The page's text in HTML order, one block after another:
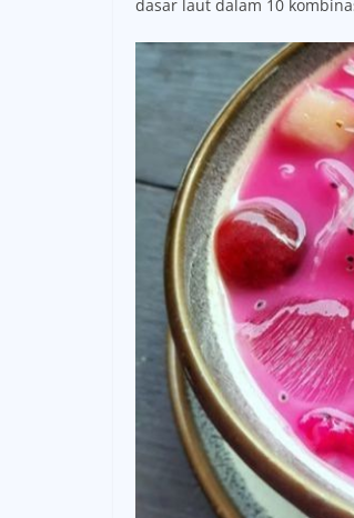
dasar laut dalam 10